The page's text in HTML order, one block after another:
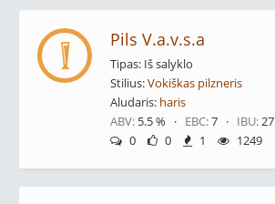
Pils V.a.v.s.a
Tipas: Iš salyklo
Stilius:Vokiškas pilzneris
Aludaris: haris
ABV: 5.5 % · EBC:7 · IBU:27
0
0 1 1249